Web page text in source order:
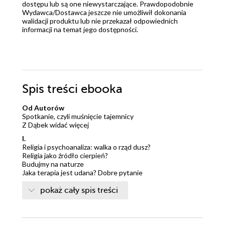
dostępu lub są one niewystarczające. Prawdopodobnie
Wydawca/Dostawca jeszcze nie umożliwił dokonania
walidacji produktu lub nie przekazał odpowiednich
informacji na temat jego dostępności.
Spis treści ebooka
Od Autorów
Spotkanie, czyli muśnięcie tajemnicy
Z Dąbek widać więcej
I.
Religia i psychoanaliza: walka o rząd dusz?
Religia jako źródło cierpień?
Budujmy na naturze
Jaka terapia jest udana? Dobre pytanie
Przegrzana sfera
Więzi zastąpione przez więzy, czyli katolickie wychowanie
pokaż cały spis treści